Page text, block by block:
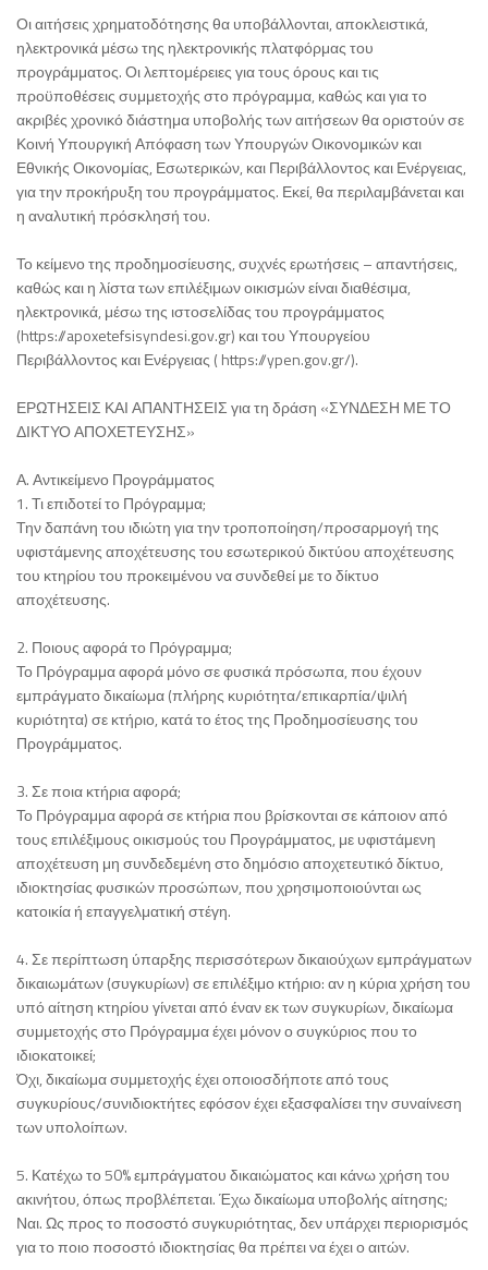
Οι αιτήσεις χρηματοδότησης θα υποβάλλονται, αποκλειστικά,
ηλεκτρονικά μέσω της ηλεκτρονικής πλατφόρμας του
προγράμματος. Οι λεπτομέρειες για τους όρους και τις
προϋποθέσεις συμμετοχής στο πρόγραμμα, καθώς και για το
ακριβές χρονικό διάστημα υποβολής των αιτήσεων θα οριστούν σε
Κοινή Υπουργική Απόφαση των Υπουργών Οικονομικών και
Εθνικής Οικονομίας, Εσωτερικών, και Περιβάλλοντος και Ενέργειας,
για την προκήρυξη του προγράμματος. Εκεί, θα περιλαμβάνεται και
η αναλυτική πρόσκλησή του.
Το κείμενο της προδημοσίευσης, συχνές ερωτήσεις – απαντήσεις,
καθώς και η λίστα των επιλέξιμων οικισμών είναι διαθέσιμα,
ηλεκτρονικά, μέσω της ιστοσελίδας του προγράμματος
(https://apoxetefsisyndesi.gov.gr) και του Υπουργείου
Περιβάλλοντος και Ενέργειας ( https://ypen.gov.gr/).
ΕΡΩΤΗΣΕΙΣ ΚΑΙ ΑΠΑΝΤΗΣΕΙΣ για τη δράση «ΣΥΝΔΕΣΗ ΜΕ ΤΟ
ΔΙΚΤΥΟ ΑΠΟΧΕΤΕΥΣΗΣ»
Α. Αντικείμενο Προγράμματος
1. Τι επιδοτεί το Πρόγραμμα;
Την δαπάνη του ιδιώτη για την τροποποίηση/προσαρμογή της
υφιστάμενης αποχέτευσης του εσωτερικού δικτύου αποχέτευσης
του κτηρίου του προκειμένου να συνδεθεί με το δίκτυο
αποχέτευσης.
2. Ποιους αφορά το Πρόγραμμα;
Το Πρόγραμμα αφορά μόνο σε φυσικά πρόσωπα, που έχουν
εμπράγματο δικαίωμα (πλήρης κυριότητα/επικαρπία/ψιλή
κυριότητα) σε κτήριο, κατά το έτος της Προδημοσίευσης του
Προγράμματος.
3. Σε ποια κτήρια αφορά;
Το Πρόγραμμα αφορά σε κτήρια που βρίσκονται σε κάποιον από
τους επιλέξιμους οικισμούς του Προγράμματος, με υφιστάμενη
αποχέτευση μη συνδεδεμένη στο δημόσιο αποχετευτικό δίκτυο,
ιδιοκτησίας φυσικών προσώπων, που χρησιμοποιούνται ως
κατοικία ή επαγγελματική στέγη.
4. Σε περίπτωση ύπαρξης περισσότερων δικαιούχων εμπράγματων
δικαιωμάτων (συγκυρίων) σε επιλέξιμο κτήριο: αν η κύρια χρήση του
υπό αίτηση κτηρίου γίνεται από έναν εκ των συγκυρίων, δικαίωμα
συμμετοχής στο Πρόγραμμα έχει μόνον ο συγκύριος που το
ιδιοκατοικεί;
Όχι, δικαίωμα συμμετοχής έχει οποιοσδήποτε από τους
συγκυρίους/συνιδιοκτήτες εφόσον έχει εξασφαλίσει την συναίνεση
των υπολοίπων.
5. Κατέχω το 50% εμπράγματου δικαιώματος και κάνω χρήση του
ακινήτου, όπως προβλέπεται. Έχω δικαίωμα υποβολής αίτησης;
Ναι. Ως προς το ποσοστό συγκυριότητας, δεν υπάρχει περιορισμός
για το ποιο ποσοστό ιδιοκτησίας θα πρέπει να έχει ο αιτών.